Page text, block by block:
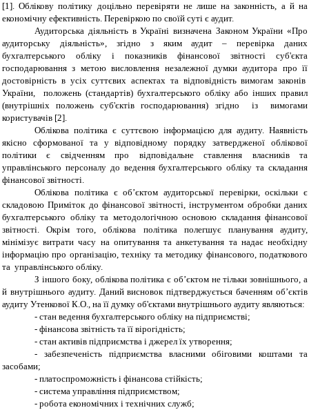
[1]. Облікову політику доцільно перевіряти не лише на законність, а й на
економічну ефективність. Перевіркою по своїй суті є аудит.
Аудиторська діяльність в Україні визначена Законом України «Про
аудиторську діяльність», згідно з яким аудит – перевірка даних
бухгалтерського обліку і показників фінансової звітності суб'єкта
господарювання з метою висловлення незалежної думки аудитора про її
достовірність в усіх суттєвих аспектах та відповідність вимогам законів
України, положень (стандартів) бухгалтерського обліку або інших правил
(внутрішніх положень суб'єктів господарювання) згідно із вимогами
користувачів [2].
Облікова політика є суттєвою інформацією для аудиту. Наявність
якісно сформованої та у відповідному порядку затвердженої облікової
політики є свідченням про відповідальне ставлення власників та
управлінського персоналу до ведення бухгалтерського обліку та складання
фінансової звітності.
Облікова політика є об’єктом аудиторської перевірки, оскільки є
складовою Приміток до фінансової звітності, інструментом обробки даних
бухгалтерського обліку та методологічною основою складання фінансової
звітності. Окрім того, облікова політика полегшує планування аудиту,
мінімізує витрати часу на опитування та анкетування та надає необхідну
інформацію про організацію, техніку та методику фінансового, податкового
та управлінського обліку.
З іншого боку, облікова політика є об’єктом не тільки зовнішнього, а
й внутрішнього аудиту. Даний висновок підтверджується баченням об’єктів
аудиту Утенкової К.О., на її думку об'єктами внутрішнього аудиту являються:
- стан ведення бухгалтерського обліку на підприємстві;
- фінансова звітність та її вірогідність;
- стан активів підприємства і джерел їх утворення;
- забезпеченість підприємства власними обіговими коштами та
засобами;
- платоспроможність і фінансова стійкість;
- система управління підприємством;
- робота економічних і технічних служб;